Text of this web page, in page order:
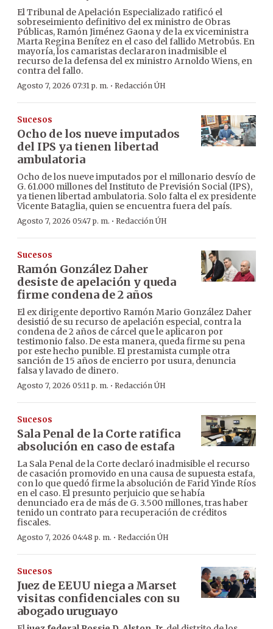
El Tribunal de Apelación Especializado ratificó el
sobreseimiento definitivo del ex ministro de Obras
Públicas, Ramón Jiménez Gaona y de la ex viceministra
Marta Regina Benítez en el caso del fallido Metrobús. En
mayoría, los camaristas declararon inadmisible el
recurso de la defensa del ex ministro Arnoldo Wiens, en
contra del fallo.
Agosto 7, 2026 07:31 p. m. · Redacción ÚH
Sucesos
Ocho de los nueve imputados
del IPS ya tienen libertad
ambulatoria
Ocho de los nueve imputados por el millonario desvío de
G. 61.000 millones del Instituto de Previsión Social (IPS),
ya tienen libertad ambulatoria. Solo falta el ex presidente
Vicente Bataglia, quien se encuentra fuera del país.
Agosto 7, 2026 05:47 p. m. · Redacción ÚH
Sucesos
Ramón González Daher
desiste de apelación y queda
firme condena de 2 años
El ex dirigente deportivo Ramón Mario González Daher
desistió de su recurso de apelación especial, contra la
condena de 2 años de cárcel que le aplicaron por
testimonio falso. De esta manera, queda firme su pena
por este hecho punible. El prestamista cumple otra
sanción de 15 años de encierro por usura, denuncia
falsa y lavado de dinero.
Agosto 7, 2026 05:11 p. m. · Redacción ÚH
Sucesos
Sala Penal de la Corte ratifica
absolución en caso de estafa
La Sala Penal de la Corte declaró inadmisible el recurso
de casación promovido en una causa de supuesta estafa,
con lo que quedó firme la absolución de Farid Yinde Ríos
en el caso. El presunto perjuicio que se había
denunciado era de más de G. 3.500 millones, tras haber
tenido un contrato para recuperación de créditos
fiscales.
Agosto 7, 2026 04:48 p. m. · Redacción ÚH
Sucesos
Juez de EEUU niega a Marset
visitas confidenciales con su
abogado uruguayo